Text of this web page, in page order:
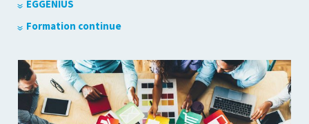
EGGENIUS
Formation continue